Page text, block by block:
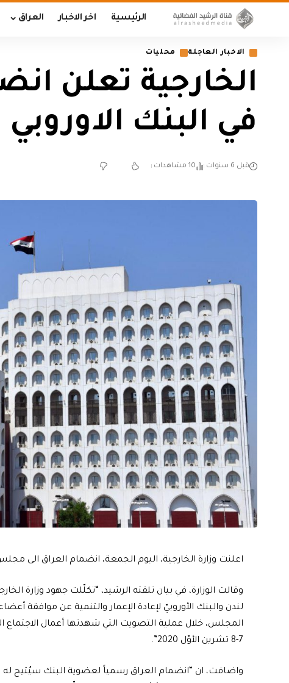
الرئيسية اخر الاخبار العراق
الاخبار العاجلة محليات
الخارجية تعلن
في البنك الاوروبي
قبل 6 سنوات 10 مشاهدات
اعلنت وزارة الخارجية، اليوم الجمعة، انضمام العراق الى
وقالت الوزارة، في بيان تلقته الرشيد، “تكلّلت جهود وزارة
لندن والبنك الأوروبيّ لإعادة الإعمار والتنمية عن موافقة
المجلس، خلال عملية التصويت التي شهدتها أعمال
7-8 تشرين الأوّل 2020”.
واضافت، ان “انضمام العراق رسمياً لعضوية البنك سيُتيح له